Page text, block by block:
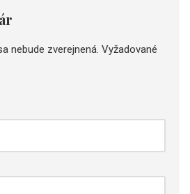
nebude zverejnená. Vyžadované